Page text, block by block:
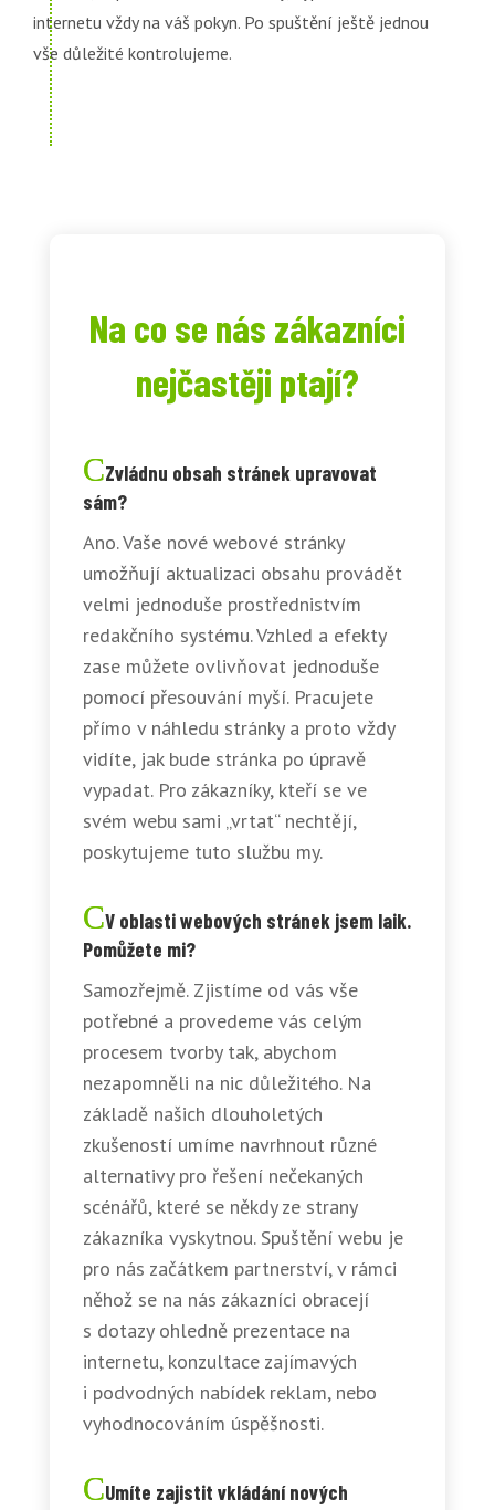
internetu vždy na váš pokyn. Po spuštění ještě jednou
vše důležité kontrolujeme.
Na co se nás zákazníci
nejčastěji ptají?
Zvládnu obsah stránek upravovat
sám?
Ano. Vaše nové webové stránky
umožňují aktualizaci obsahu provádět
velmi jednoduše prostřednistvím
redakčního systému. Vzhled a efekty
zase můžete ovlivňovat jednoduše
pomocí přesouvání myší. Pracujete
přímo v náhledu stránky a proto vždy
vidíte, jak bude stránka po úpravě
vypadat. Pro zákazníky, kteří se ve
svém webu sami „vrtat“ nechtějí,
poskytujeme tuto službu my.
V oblasti webových stránek jsem laik.
Pomůžete mi?
Samozřejmě. Zjistíme od vás vše
potřebné a provedeme vás celým
procesem tvorby tak, abychom
nezapomněli na nic důležitého. Na
základě našich dlouholetých
zkušeností umíme navrhnout různé
alternativy pro řešení nečekaných
scénářů, které se někdy ze strany
zákazníka vyskytnou. Spuštění webu je
pro nás začátkem partnerství, v rámci
něhož se na nás zákazníci obracejí
s dotazy ohledně prezentace na
internetu, konzultace zajímavých
i podvodných nabídek reklam, nebo
vyhodnocováním úspěšnosti.
Umíte zajistit vkládání nových